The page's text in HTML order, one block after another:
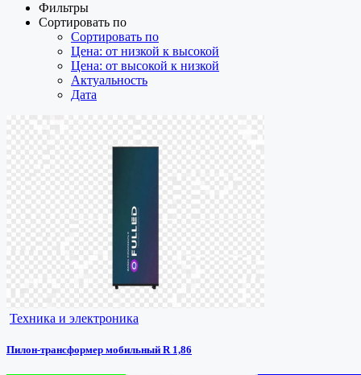
Фильтры
Сортировать по
Сортировать по
Цена: от низкой к высокой
Цена: от высокой к низкой
Актуальность
Дата
Техника и электроника
Пилон-трансформер мобильный R 1,86